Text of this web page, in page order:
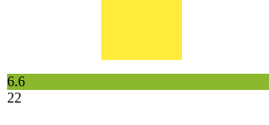
6.6
22